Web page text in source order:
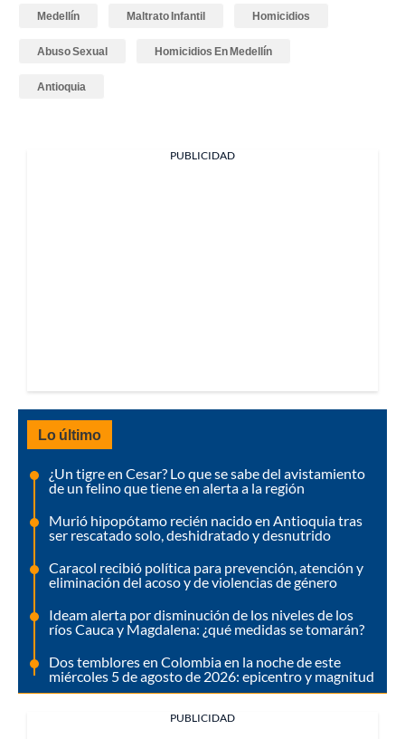
Medellín Maltrato Infantil Homicidios
Abuso Sexual Homicidios En Medellín
Antioquia
PUBLICIDAD
Lo último
¿Un tigre en Cesar? Lo que se sabe del avistamiento
de un felino que tiene en alerta a la región
Murió hipopótamo recién nacido en Antioquia tras
ser rescatado solo, deshidratado y desnutrido
Caracol recibió política para prevención, atención y
eliminación del acoso y de violencias de género
Ideam alerta por disminución de los niveles de los
ríos Cauca y Magdalena: ¿qué medidas se tomarán?
Dos temblores en Colombia en la noche de este
miércoles 5 de agosto de 2026: epicentro y magnitud
PUBLICIDAD